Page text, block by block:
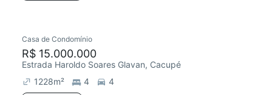
Casa de Condomínio
R$ 15.000.000
Estrada Haroldo Soares Glavan, Cacupé
1228m² 4
4